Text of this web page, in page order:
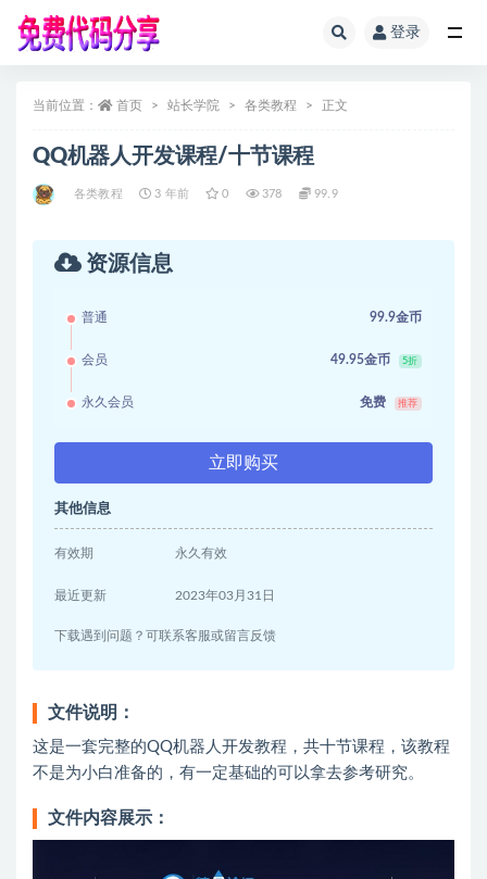
登录
当前位置： 首页 站长学院 各类教程 正文
QQ机器人开发课程/十节课程
各类教程 3 年前 0 378 99.9
资源信息
普通 99.9金币
会员 49.95金币 5折
永久会员 免费 推荐
立即购买
其他信息
有效期 永久有效
最近更新 2023年03月31日
下载遇到问题？可联系客服或留言反馈
文件说明：
这是一套完整的QQ机器人开发教程，共十节课程，该教程
不是为小白准备的，有一定基础的可以拿去参考研究。
文件内容展示：